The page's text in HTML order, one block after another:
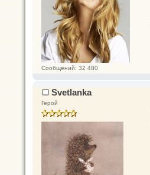
Сообщений: 32 480
Svetlanka
Герой